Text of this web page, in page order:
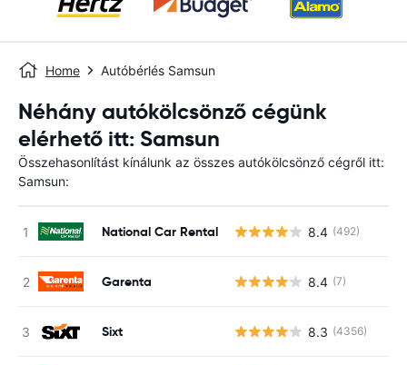
Home Autóbérlés Samsun
Néhány autókölcsönző cégünk
elérhető itt: Samsun
Összehasonlítást kínálunk az összes autókölcsönző cégről itt:
Samsun:
National Car Rental 8.4 (492)
Garenta 8.4 (7)
Sixt 8.3 (4356)